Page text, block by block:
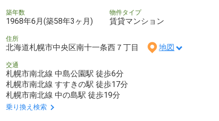
築年数
1968年6月(築58年3ヶ月)
物件タイプ
賃貸マンション
住所
北海道札幌市中央区南十一条西７丁目 地図
交通
札幌市南北線 中島公園駅 徒歩6分
札幌市南北線 すすきの駅 徒歩17分
札幌市南北線 中の島駅 徒歩19分
乗り換え検索